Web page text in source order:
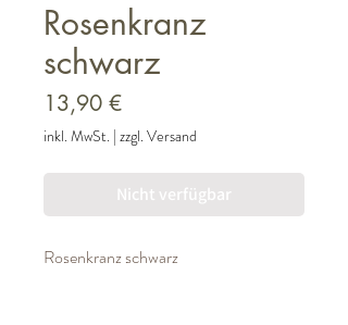
Rosenkranz
schwarz
13,90 €Preis
inkl. MwSt. | zzgl. Versand
Nicht verfügbar
Rosenkranz schwarz